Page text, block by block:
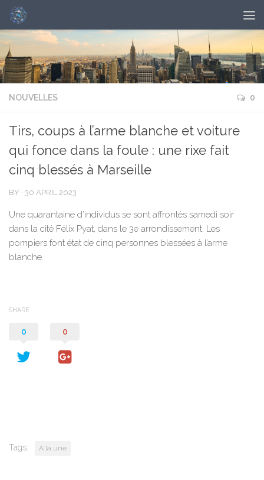
NOUVELLES 0
Tirs, coups à l’arme blanche et voiture
qui fonce dans la foule : une rixe fait
cinq blessés à Marseille
BY · 30 APRIL 2023
Une quarantaine d’individus se sont affrontés samedi soir
dans la cité Félix Pyat, dans le 3e arrondissement. Les
pompiers font état de cinq personnes blessées à l’arme
blanche.
SHARE
0 0
Tags: A la une